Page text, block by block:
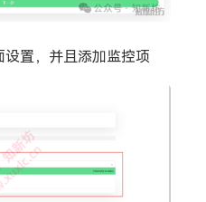
置，并且添加监控项